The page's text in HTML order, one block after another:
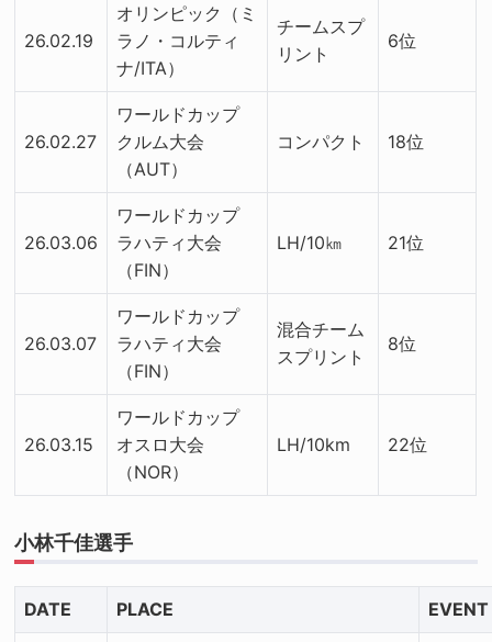
26.02.19
オリンピック（ミ
ラノ・コルティ
ナ/ITA）
チームスプ
リント
6位
26.02.27
ワールドカップ
クルム大会
（AUT）
コンパクト 18位
26.03.06
ワールドカップ
ラハティ大会
（FIN）
LH/10㎞ 21位
26.03.07
ワールドカップ
ラハティ大会
（FIN）
混合チーム
スプリント
8位
26.03.15
ワールドカップ
オスロ大会
（NOR）
LH/10km 22位
小林千佳選手
DATE PLACE EVENT